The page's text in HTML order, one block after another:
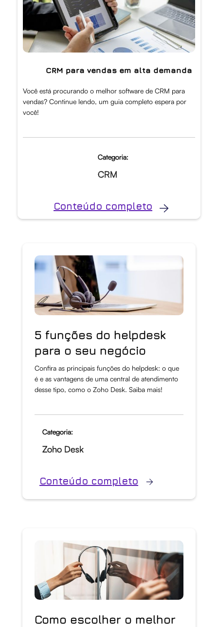
CRM para vendas em alta demanda
Você está procurando o melhor software de CRM para
vendas? Continue lendo, um guia completo espera por
você!
Categoria:
CRM
Conteúdo completo
5 funções do helpdesk
para o seu negócio
Confira as principais funções do helpdesk: o que
é e as vantagens de uma central de atendimento
desse tipo, como o Zoho Desk. Saiba mais!
Categoria:
Zoho Desk
Conteúdo completo
Como escolher o melhor